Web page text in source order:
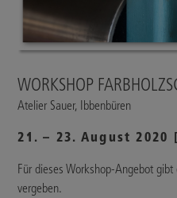
WORKSHOP
Atelier Sauer, Ibbenbüren
21. – 23. August 2020
Für dieses Workshop-Angebot
vergeben.